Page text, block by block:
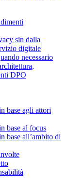
sin dalla
digitale
necessario
DPO
base agli attori
base al focus
base all’ambito di